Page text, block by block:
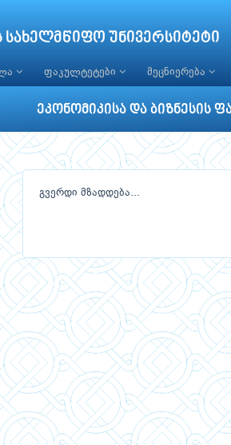
უნივერსიტეტი
ფაკულტეტები მეცნიერება
ეკონომიკისა და ბიზნესის
გვერდი მზადდება...